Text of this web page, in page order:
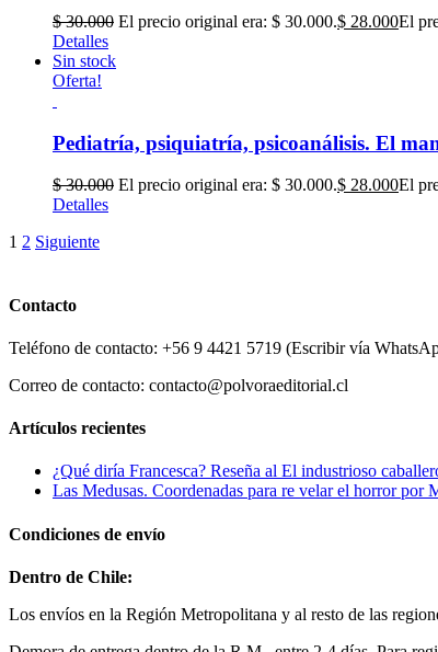
$30.000 El precio original era: $ 30.000.$ 28.000El
Detalles
Sin stock
Oferta!
Pediatría, psiquiatría, psicoanálisis. El
$30.000 El precio original era: $ 30.000.$ 28.000El
Detalles
1 2 Siguiente
Contacto
Teléfono de contacto: +56 9 4421 5719 (Escribir vía
Correo de contacto: contacto@polvoraeditorial.cl
Artículos recientes
¿Qué diría Francesca? Reseña al El industrioso
Las Medusas. Coordenadas para re velar el horror por
Condiciones de envío
Dentro de Chile:
Los envíos en la Región Metropolitana y al resto de las